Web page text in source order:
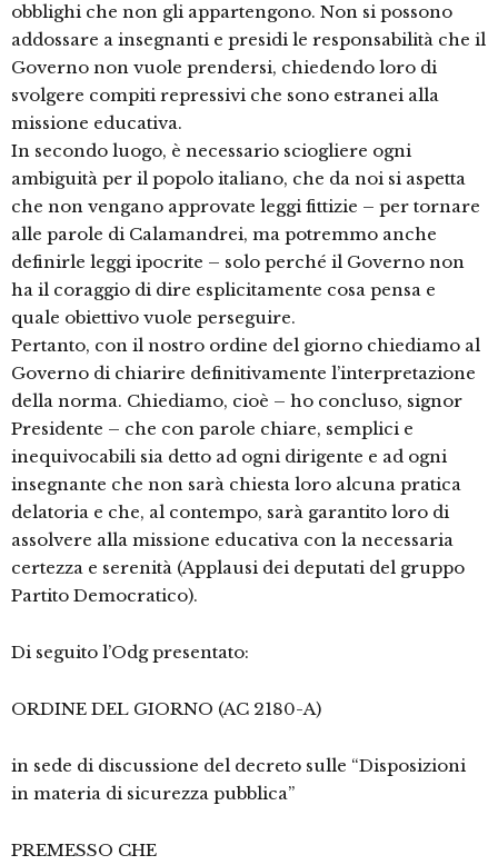
obblighi che non gli appartengono. Non si possono
addossare a insegnanti e presidi le responsabilità che il
Governo non vuole prendersi, chiedendo loro di
svolgere compiti repressivi che sono estranei alla
missione educativa.
In secondo luogo, è necessario sciogliere ogni
ambiguità per il popolo italiano, che da noi si aspetta
che non vengano approvate leggi fittizie – per tornare
alle parole di Calamandrei, ma potremmo anche
definirle leggi ipocrite – solo perché il Governo non
ha il coraggio di dire esplicitamente cosa pensa e
quale obiettivo vuole perseguire.
Pertanto, con il nostro ordine del giorno chiediamo al
Governo di chiarire definitivamente l’interpretazione
della norma. Chiediamo, cioè – ho concluso, signor
Presidente – che con parole chiare, semplici e
inequivocabili sia detto ad ogni dirigente e ad ogni
insegnante che non sarà chiesta loro alcuna pratica
delatoria e che, al contempo, sarà garantito loro di
assolvere alla missione educativa con la necessaria
certezza e serenità (Applausi dei deputati del gruppo
Partito Democratico).
Di seguito l’Odg presentato:
ORDINE DEL GIORNO (AC 2180-A)
in sede di discussione del decreto sulle “Disposizioni
in materia di sicurezza pubblica”
PREMESSO CHE